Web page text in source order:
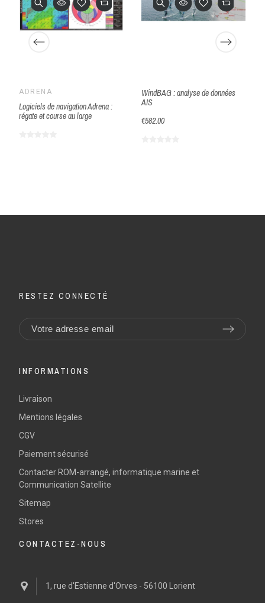
ADRENA
Logiciels de navigation Adrena :
régate et course au large
WindBAG : analyse de données
AIS
€582.00
RESTEZ CONNECTÉ
INFORMATIONS
Livraison
Mentions légales
CGV
Paiement sécurisé
Contacter ROM-arrangé, informatique marine et
Communication Satellite
Sitemap
Stores
CONTACTEZ-NOUS
1, rue d'Estienne d'Orves - 56100 Lorient